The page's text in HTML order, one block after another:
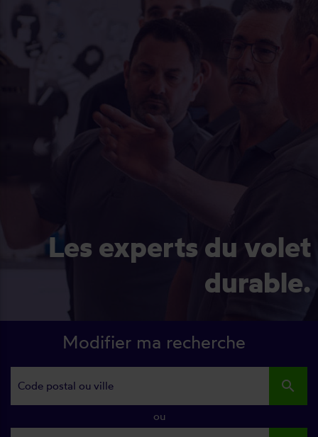
Les experts du volet
durable.
Modifier ma recherche
search
ou